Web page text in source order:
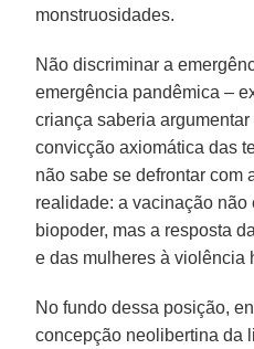
monstruosidades.
Não discriminar a
emergência pandêmica –
criança saberia
convicção axiomática das
não sabe se defrontar com
realidade: a vacinação não
biopoder, mas a resposta
e das mulheres à violência
No fundo dessa posição,
concepção neolibertina da